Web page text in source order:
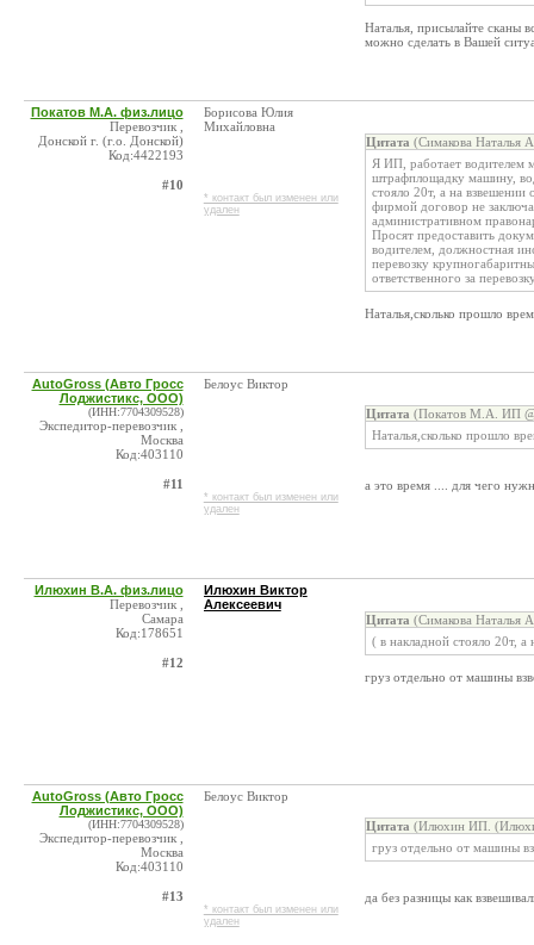
Наталья, присылайте сканы
можно сделать в Вашей
Покатов М.А. физ.лицо
Перевозчик ,
Донской г. (г.о. Донской)
Код:4422193
#10
Борисова Юлия
Михайловна
* контакт был изменен или
удален
Цитата (Симакова Наталья
Я ИП, работает водителем
штрафплощадку машину,
стояло 20т, а на взвешении
фирмой договор не
административном
Просят предоставить
водителем, должностная
перевозку
ответственного за
Наталья,сколько прошло
AutoGross (Авто Гросс
Лоджистикс, ООО)
(ИНН:7704309528)
Экспедитор-перевозчик ,
Москва
Код:403110
#11
Белоус Виктор
* контакт был изменен или
удален
Цитата (Покатов М.А. ИП
Наталья,сколько прошло
а это время .... для чего
Илюхин В.А. физ.лицо
Перевозчик ,
Самара
Код:178651
#12
Илюхин Виктор
Алексеевич
Цитата (Симакова Наталья
( в накладной стояло 20т, а
груз отдельно от машины
AutoGross (Авто Гросс
Лоджистикс, ООО)
(ИНН:7704309528)
Экспедитор-перевозчик ,
Москва
Код:403110
#13
Белоус Виктор
* контакт был изменен или
удален
Цитата (Илюхин ИП.
груз отдельно от машины
да без разницы как